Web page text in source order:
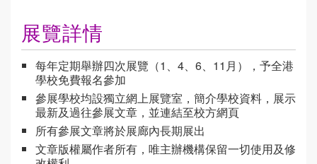
展覽詳情
每年定期舉辦四次展覽（1、4、6、11月），予全港
學校免費報名參加
參展學校均設獨立網上展覽室，簡介學校資料，展示
最新及過往參展文章，並連結至校方網頁
所有參展文章將於展廊內長期展出
文章版權屬作者所有，唯主辦機構保留一切使用及修